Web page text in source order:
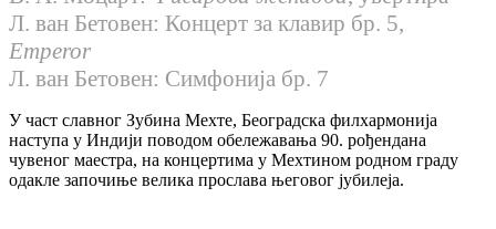
Л. ван Бетовен: Концерт за клавир бр. 5,
Emperor
Л. ван Бетовен: Симфонија бр. 7
У част славног Зубина Мехте, Београдска филхармонија
наступа у Индији поводом обележавања 90. рођендана
чувеног маестра, на концертима у Мехтином родном граду
одакле започиње велика прослава његовог јубилеја.